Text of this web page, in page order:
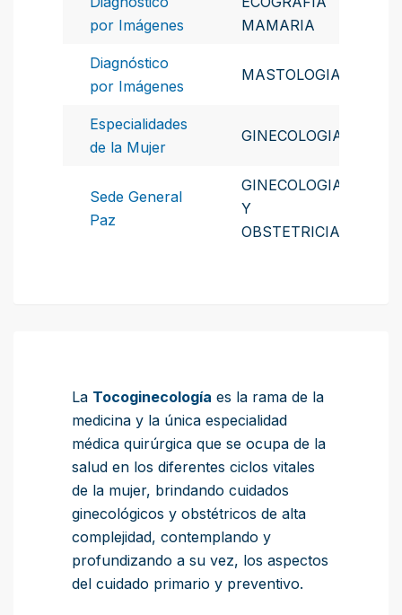
por Imágenes
MAMARIA
Diagnóstico
por Imágenes
MASTOLOGIA
Especialidades
de la Mujer
GINECOLOGIA
Sede General
Paz
GINECOLOGIA
Y
OBSTETRICIA
La Tocoginecología es la rama de la
medicina y la única especialidad
médica quirúrgica que se ocupa de la
salud en los diferentes ciclos vitales
de la mujer, brindando cuidados
ginecológicos y obstétricos de alta
complejidad, contemplando y
profundizando a su vez, los aspectos
del cuidado primario y preventivo.